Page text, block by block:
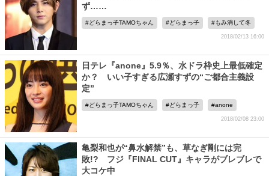
ず……
どらまっ子TAMOちゃん どらまっ子 もみ消して冬
2018/02/13 16:00
日テレ『anone』5.9％、水ドラ枠史上最低確定
か？ いい子すぎる広瀬すずの“ご都合主義設
定”
どらまっ子TAMOちゃん どらまっ子 anone
2018/02/08 23:00
亀梨和也が“鼻水解禁”も、草なぎ剛には完
敗!? フジ『FINAL CUT』キャラがブレブレで
大コケ中